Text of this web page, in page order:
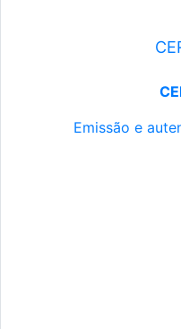
Emissão e